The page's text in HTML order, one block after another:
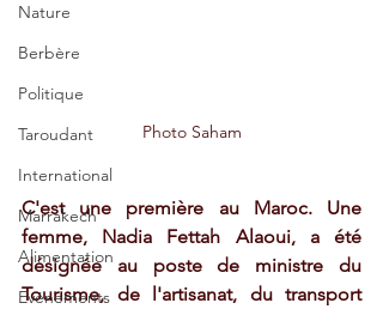
Nature
Berbère
Politique
Taroudant
International
Marrakech
Alimentation
Evénements
Photo Saham
C'est une première au Maroc. Une
femme, Nadia Fettah Alaoui, a été
désignée au poste de ministre du
Tourisme, de l'artisanat, du transport